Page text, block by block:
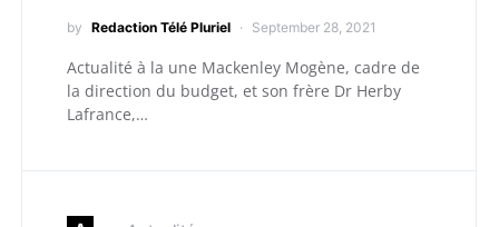
by Redaction Télé Pluriel September 28, 2021
Actualité à la une Mackenley Mogène, cadre de
la direction du budget, et son frère Dr Herby
Lafrance,…